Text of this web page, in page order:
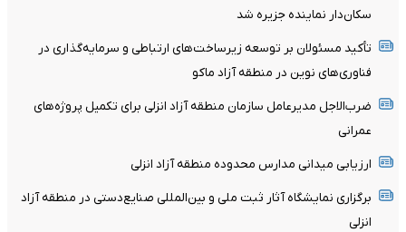
سکان‌دار نماینده جزیره شد
تأکید مسئولان بر توسعه زیرساخت‌های ارتباطی و سرمایه‌گذاری در
فناوری‌های نوین در منطقه آزاد ماکو
ضرب‌الاجل مدیرعامل سازمان منطقه آزاد انزلی برای تکمیل پروژه‌های
عمرانی
ارزیابی میدانی مدارس محدوده منطقه آزاد انزلی
برگزاری نمایشگاه آثار ثبت ملی و بین‌المللی صنایع‌دستی در منطقه آزاد
انزلی